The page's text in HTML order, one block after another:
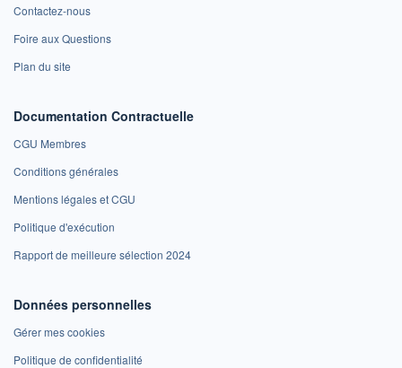
Contactez-nous
Foire aux Questions
Plan du site
Documentation Contractuelle
CGU Membres
Conditions générales
Mentions légales et CGU
Politique d'exécution
Rapport de meilleure sélection 2024
Données personnelles
Gérer mes cookies
Politique de confidentialité